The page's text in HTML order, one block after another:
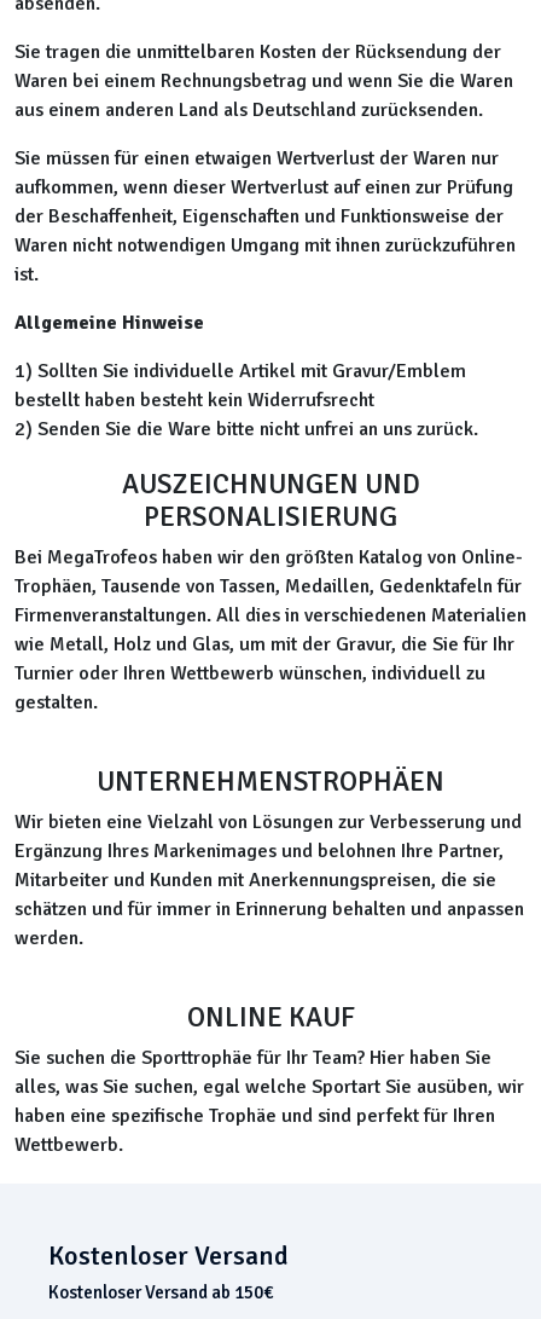
Sie tragen die unmittelbaren Kosten der Rücksendung der
Waren bei einem Rechnungsbetrag und wenn Sie die Waren
aus einem anderen Land als Deutschland zurücksenden.
Sie müssen für einen etwaigen Wertverlust der Waren nur
aufkommen, wenn dieser Wertverlust auf einen zur Prüfung
der Beschaffenheit, Eigenschaften und Funktionsweise der
Waren nicht notwendigen Umgang mit ihnen zurückzuführen
ist.
Allgemeine Hinweise
1) Sollten Sie individuelle Artikel mit Gravur/Emblem
bestellt haben besteht kein Widerrufsrecht
2) Senden Sie die Ware bitte nicht unfrei an uns zurück.
AUSZEICHNUNGEN UND
PERSONALISIERUNG
Bei MegaTrofeos haben wir den größten Katalog von Online-
Trophäen, Tausende von Tassen, Medaillen, Gedenktafeln für
Firmenveranstaltungen. All dies in verschiedenen Materialien
wie Metall, Holz und Glas, um mit der Gravur, die Sie für Ihr
Turnier oder Ihren Wettbewerb wünschen, individuell zu
gestalten.
UNTERNEHMENSTROPHÄEN
Wir bieten eine Vielzahl von Lösungen zur Verbesserung und
Ergänzung Ihres Markenimages und belohnen Ihre Partner,
Mitarbeiter und Kunden mit Anerkennungspreisen, die sie
schätzen und für immer in Erinnerung behalten und anpassen
werden.
ONLINE KAUF
Sie suchen die Sporttrophäe für Ihr Team? Hier haben Sie
alles, was Sie suchen, egal welche Sportart Sie ausüben, wir
haben eine spezifische Trophäe und sind perfekt für Ihren
Wettbewerb.
Kostenloser Versand
Kostenloser Versand ab 150€